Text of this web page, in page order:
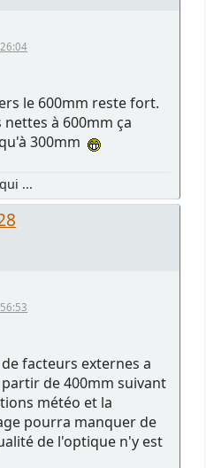
le 600mm reste fort.
à 600mm ça
300mm
...
facteurs externes a
de 400mm suivant
météo et la
pourra manquer de
de l'optique n'y est